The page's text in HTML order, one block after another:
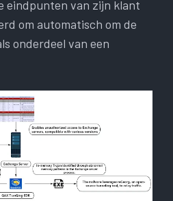
eindpunten van zijn klant
om automatisch om de
onderdeel van een